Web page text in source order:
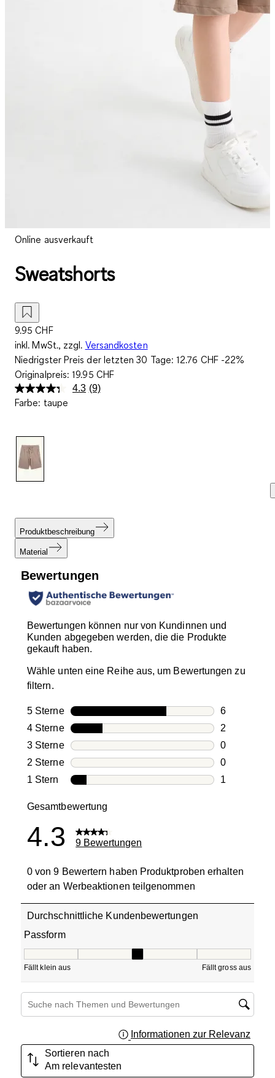
Online ausverkauft
Sweatshorts
9.95 CHF
inkl. MwSt., zzgl. Versandkosten
Niedrigster Preis der letzten 30 Tage:12.76 CHF-22%
Originalpreis:19.95 CHF
4.3 9
(9)
Farbe: taupe
Produktbeschreibung
Material
Bewertungen
Bewertungen können nur von Kundinnen und
Kunden abgegeben werden, die die Produkte
gekauft haben.
Wähle unten eine Reihe aus, um Bewertungen zu
filtern.
5 SterneSterne
6
6
4 SterneSterne
2
2
3 SterneSterne
0
0
2 SterneSterne
0
0
1 Stern Sterne
1
Gesamtbewertung
4.3 9 Bewertungen
0 von 9 Bewertern haben Produktproben erhalten
oder an Werbeaktionen teilgenommen
Durchschnittliche Kundenbewertungen
Passform
Fällt klein aus Fällt gross aus
Themen und Bewertungen durchsuchen Suche nach Region
Informationen zur Relevanz
Sortieren nach
Am relevantesten